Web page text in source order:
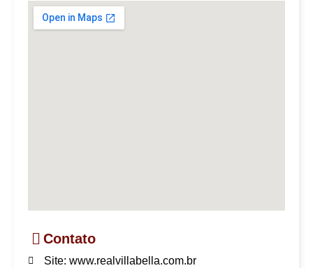
Contato
Site: www.realvillabella.com.br